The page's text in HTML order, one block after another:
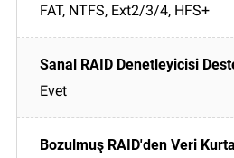
FAT, NTFS, Ext2/3/4, HFS+
Evet